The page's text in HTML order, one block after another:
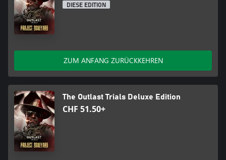
DIESE EDITION
ZUM ANFANG ZURÜCKKEHREN
The Outlast Trials Deluxe Edition
CHF 51.50+